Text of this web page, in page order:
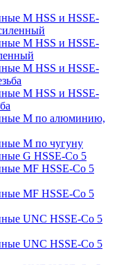
M HSS и HSSE-
M HSS и HSSE-
M HSS и HSSE-
M HSS и HSSE-
M по алюминию,
M по чугуну
G HSSE-Co 5
MF HSSE-Co 5
MF HSSE-Co 5
UNC HSSE-Co 5
UNC HSSE-Co 5